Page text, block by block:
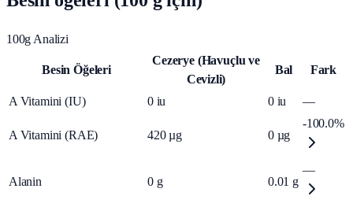
100g Analizi
Besin Öğeleri
Cezerye (Havuçlu ve
Cevizli)
Bal Fark
A Vitamini (IU) 0 iu 0 iu —
A Vitamini (RAE) 420 µg 0 µg
-100.0%
Alanin 0 g 0.01 g
—